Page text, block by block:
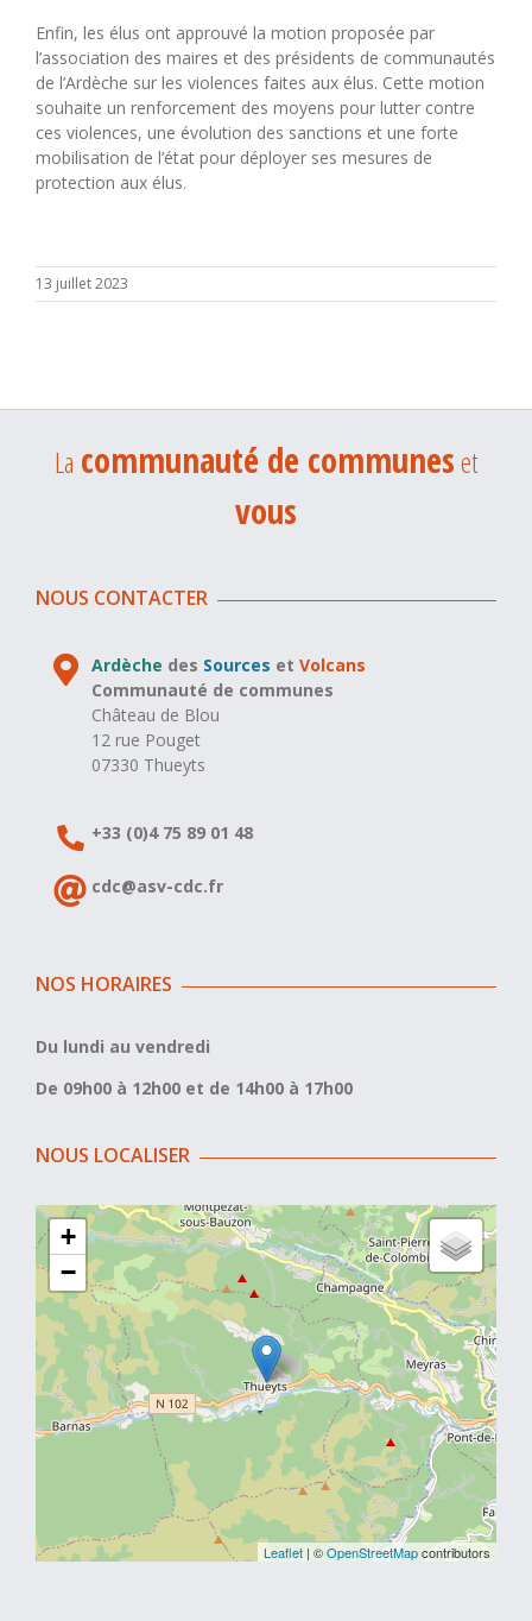
Enfin, les élus ont approuvé la motion proposée par
l’association des maires et des présidents de communautés
de l’Ardèche sur les violences faites aux élus. Cette motion
souhaite un renforcement des moyens pour lutter contre
ces violences, une évolution des sanctions et une forte
mobilisation de l’état pour déployer ses mesures de
protection aux élus.
13 juillet 2023
La communauté de communeset
vous
NOUS CONTACTER
Ardèche des Sources etVolcans
Communauté de communes
Château de Blou
12 rue Pouget
07330 Thueyts
+33 (0)4 75 89 01 48
cdc@asv-cdc.fr
NOS HORAIRES
Du lundi au vendredi
De 09h00 à 12h00 et de 14h00 à 17h00
NOUS LOCALISER
+
−
Leaflet | ©OpenStreetMapcontributors